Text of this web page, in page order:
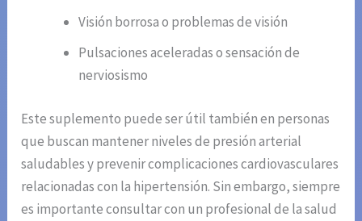
Visión borrosa o problemas de visión
Pulsaciones aceleradas o sensación de
nerviosismo
Este suplemento puede ser útil también en personas
que buscan mantener niveles de presión arterial
saludables y prevenir complicaciones cardiovasculares
relacionadas con la hipertensión. Sin embargo, siempre
es importante consultar con un profesional de la salud